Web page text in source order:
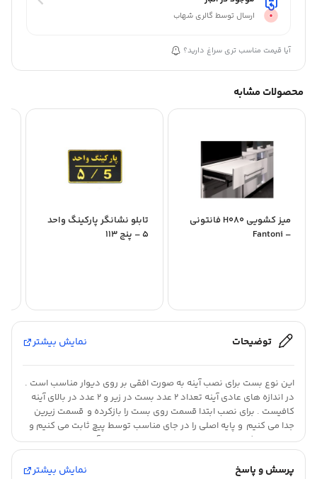
ارسال توسط گالری شهاب
آیا قیمت مناسب تری سراغ دارید؟
محصولات مشابه
میز کشویی H080 فانتونی
– Fantoni
تابلو نشانگر پارکینگ واحد
5 – پنج 113
توضیحات نمایش بیشتر
این نوع بست برای نصب آینه به صورت افقی بر روی دیوار مناسب است .
در اندازه های عادی آینه تعداد 2 عدد بست در زیر و 2 عدد در بالای آینه
کافیست . برای نصب ابتدا قسمت روی بست را بازکرده و قسمت زیرین
جدا می کنیم و پایه اصلی را در جای مناسب توسط پیچ ثابت می کنیم و
پس از پیچ کردن قسمت پایه بست در جای مناسب ، آینه را بر روی قسمت
پلکانی پایه قرار می دهیم و سپس قسمت روی بست آینه را در جای قرار
داده و سفت میکنیم. .توجه داشته باشید که قسمت روی بست به
پرسش و پاسخ نمایش بیشتر